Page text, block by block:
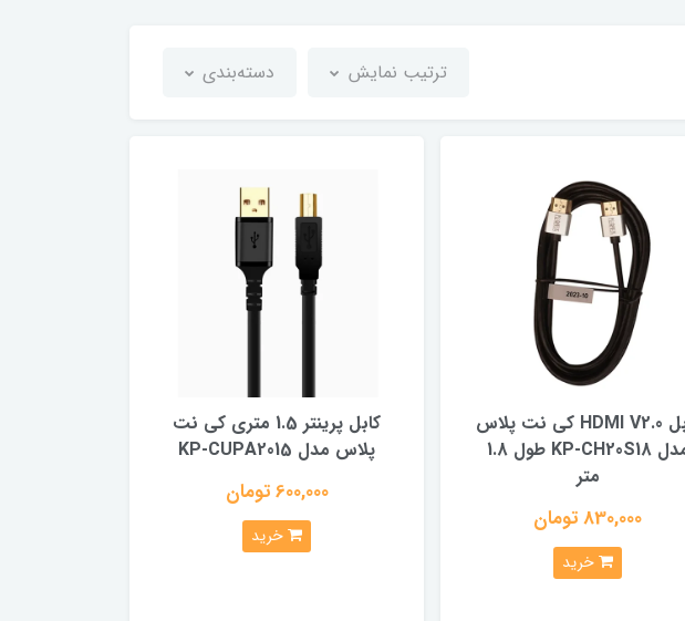
ترتیب نمایش دسته‌بندی
کابل HDMI V2.0 کی نت پلاس
مدل KP-CH20S18 طول 1.8
متر
830,000 تومان
خرید
کابل پرینتر 1.5 متری کی نت
پلاس مدل KP-CUPA2015
600,000 تومان
خرید